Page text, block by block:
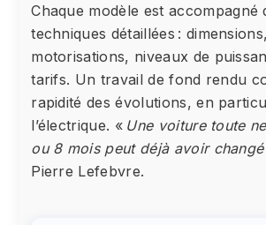
Chaque modèle est accompagné
techniques détaillées : dimensions,
motorisations, niveaux de
tarifs. Un travail de fond rendu
rapidité des évolutions, en
l’électrique. « Une voiture toute
ou 8 mois peut déjà avoir changé
Pierre Lefebvre.